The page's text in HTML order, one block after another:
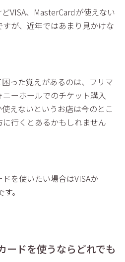
VISA、MasterCardが使えない
が、近年ではあまり見かけな
った覚えがあるのは、フリマ
ーホールでのチケット購入
えないというお店は今のとこ
行くとあるかもしれません
を使いたい場合はVISAか
。
ードを使うならどれでも